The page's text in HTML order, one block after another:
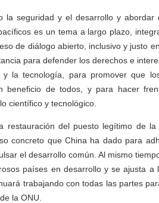
la seguridad y el desarrollo y abordar
es un tema a largo plazo,
de diálogo abierto, inclusivo y justo
para defender los derechos e
la tecnología, para promover que
beneficio de todos, y para hacer
científico y tecnológico.
restauración del puesto legítimo de la
concreto que China ha dado para
el desarrollo común. Al mismo
países en desarrollo y se ajusta a
trabajando con todas las partes
la ONU.